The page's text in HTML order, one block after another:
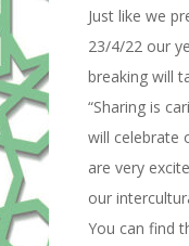
Just like we
23/4/22 our
breaking will
“Sharing is
will celebrate
are very
our
You can find